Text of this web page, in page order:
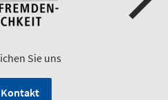
Sie uns
Kontakt